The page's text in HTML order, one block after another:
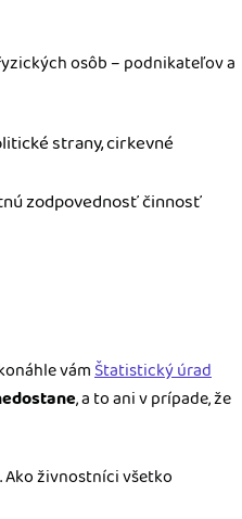
osôb – podnikateľov a
strany, cirkevné
zodpovednosť činnosť
vámŠtatistický úrad
, a to ani v prípade, že
Ako živnostníci všetko